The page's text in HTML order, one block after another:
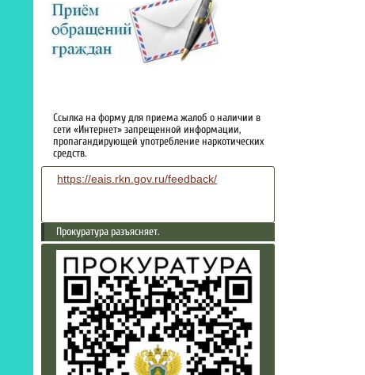
Ссылка на форму для приема жалоб о наличии в
сети «Интернет» запрещенной информации,
пропагандирующей употребление наркотических
средств.
https://eais.rkn.gov.ru/feedback/
Прокуратура разъясняет.